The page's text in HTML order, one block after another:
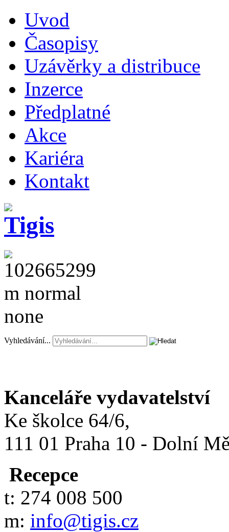
Uvod
Časopisy
Uzávěrky a distribuce
Inzerce
Předplatné
Akce
Kariéra
Kontakt
Vyhledávání...
Kanceláře vydavatelství
Ke školce 64/6,
111 01 Praha 10 - Dolní
Recepce
t: 274 008 500
m: info@tigis.cz